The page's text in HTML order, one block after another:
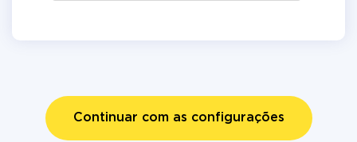
Continuar com as configurações